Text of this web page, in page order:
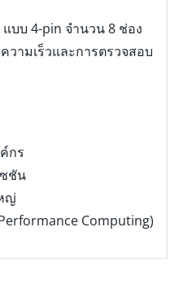
บบ 4-pin จำนวน 8 ช่อง
วามเร็วและการตรวจสอบ
กร
ชัน
ญ่
Computing)